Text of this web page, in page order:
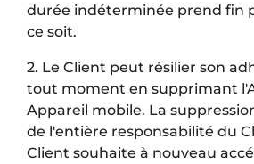
durée indéterminée prend fin
ce soit.
2. Le Client peut résilier son
tout moment en supprimant
Appareil mobile. La
de l'entière responsabilité du
Client souhaite à nouveau